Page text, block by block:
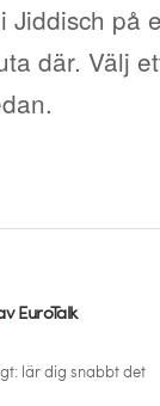
på
där. Välj
EuroTalk
lär dig snabbt det